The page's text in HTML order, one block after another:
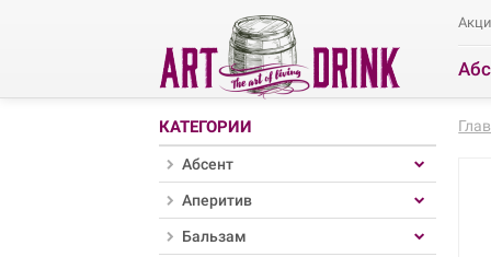
КАТЕГОРИИ
Абсент
Аперитив
Бальзам